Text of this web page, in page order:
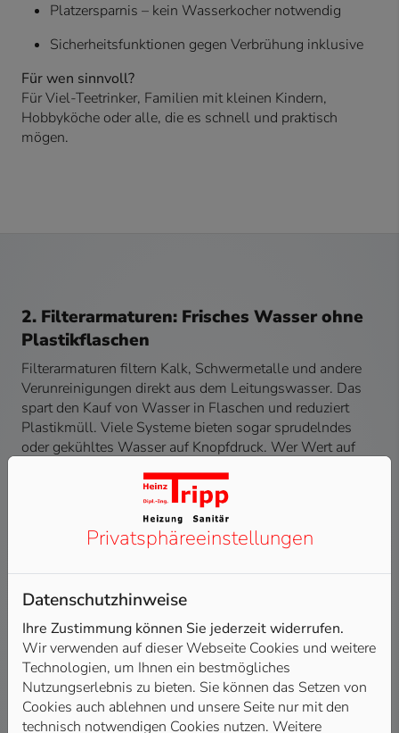
Platzersparnis – kein Wasserkocher notwendig
Sicherheitsfunktionen gegen Verbrühung inklusive
Für wen sinnvoll?
Für Viel-Teetrinker, Familien mit kleinen Kindern,
Hobbyköche oder alle, die es schnell und praktisch
mögen.
2. Filterarmaturen: Frisches Wasser ohne
Plastikflaschen
Filterarmaturen filtern Kalk, Schwermetalle und andere
Verunreinigungen direkt aus dem Leitungswasser. Das
spart den Kauf von Wasser in Flaschen und reduziert
Plastikmüll. Viele Systeme bieten sogar sprudelndes
oder gekühltes Wasser auf Knopfdruck. Wer Wert auf
Wasserhärte wohnt, profitiert besonders.
Kein Kauf und Schleppen von Flaschenwasser mehr
Umweltfreundlich: Vermeidet Plastikmüll durch den
Verzicht auf Flaschenwasser
Verbesserter Geschmack: Frisches, gesundes
Wasser direkt aus dem Hahn
Bequem und hygienisch – kein Umfüllen von
Wasser notwendig
Privatsphäre­einstellungen
Datenschutzhinweise
Ihre Zustimmung können Sie jederzeit widerrufen.
Wir verwenden auf dieser Webseite Cookies und weitere
Technologien, um Ihnen ein bestmögliches
Nutzungserlebnis zu bieten. Sie können das Setzen von
Cookies auch ablehnen und unsere Seite nur mit den
technisch notwendigen Cookies nutzen. Weitere